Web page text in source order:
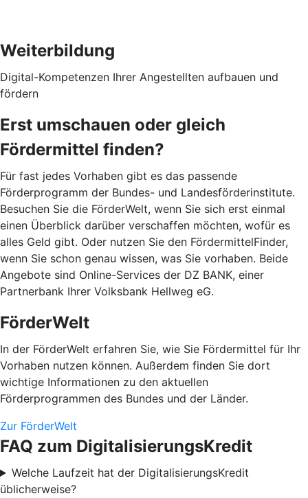
Weiterbildung
Digital-Kompetenzen Ihrer Angestellten aufbauen und
fördern
Erst umschauen oder gleich
Fördermittel finden?
Für fast jedes Vorhaben gibt es das passende
Förderprogramm der Bundes- und Landesförderinstitute.
Besuchen Sie die FörderWelt, wenn Sie sich erst einmal
einen Überblick darüber verschaffen möchten, wofür es
alles Geld gibt. Oder nutzen Sie den FördermittelFinder,
wenn Sie schon genau wissen, was Sie vorhaben. Beide
Angebote sind Online-Services der DZ BANK, einer
Partnerbank Ihrer Volksbank Hellweg eG.
FörderWelt
In der FörderWelt erfahren Sie, wie Sie Fördermittel für Ihr
Vorhaben nutzen können. Außerdem finden Sie dort
wichtige Informationen zu den aktuellen
Förderprogrammen des Bundes und der Länder.
Zur FörderWelt
FAQ zum DigitalisierungsKredit
Welche Laufzeit hat der DigitalisierungsKredit
üblicherweise?